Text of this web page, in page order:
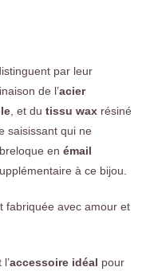
par leur
de l’acier
, et dutissu wax résiné
saisissant qui ne
breloque enémail
à ce bijou.
fabriquée avec amour et
accessoire idéal pour